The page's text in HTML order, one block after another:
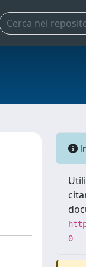
0